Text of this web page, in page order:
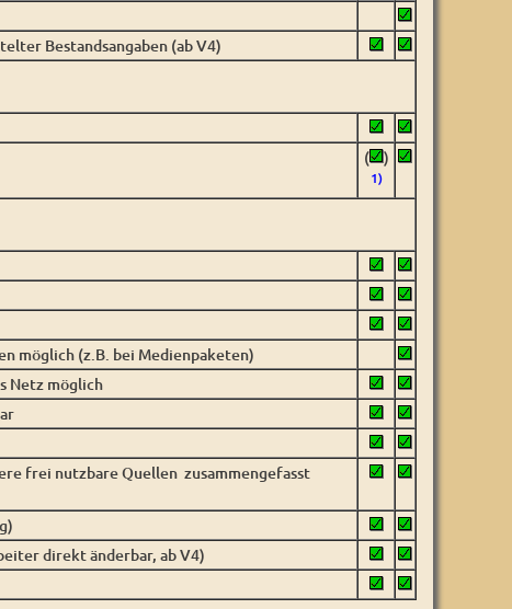
Bestandsangaben (ab V4)
( )
1)
möglich (z.B. bei Medienpaketen)
Netz möglich
frei nutzbare Quellen zusammengefasst
direkt änderbar, ab V4)